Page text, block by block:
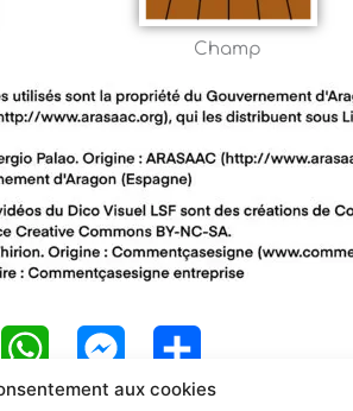
aux cookies
Champ
W
h
M
e
P
a